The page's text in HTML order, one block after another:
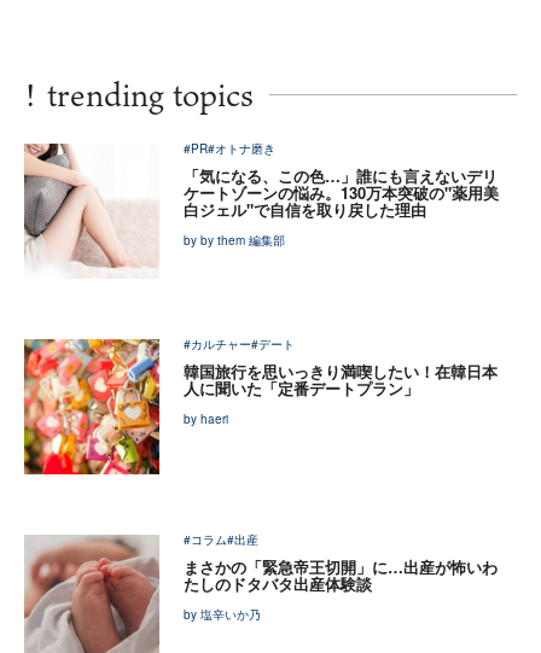
! trending topics
#PR#オトナ磨き
「気になる、この色…」誰にも言えないデリ
ケートゾーンの悩み。130万本突破の"薬用美
白ジェル"で自信を取り戻した理由
by by them 編集部
#カルチャー#デート
韓国旅行を思いっきり満喫したい！在韓日本
人に聞いた「定番デートプラン」
by haeri
#コラム#出産
まさかの「緊急帝王切開」に…出産が怖いわ
たしのドタバタ出産体験談
by 塩辛いか乃